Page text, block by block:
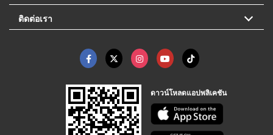
ติดต่อเรา
ดาวน์โหลดแอปพลิเคชัน